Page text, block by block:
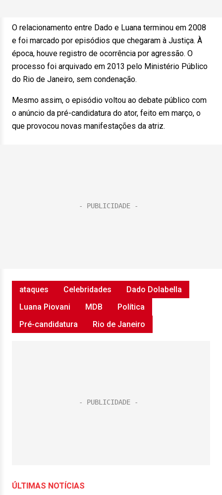
O relacionamento entre Dado e Luana terminou em 2008
e foi marcado por episódios que chegaram à Justiça. À
época, houve registro de ocorrência por agressão. O
processo foi arquivado em 2013 pelo Ministério Público
do Rio de Janeiro, sem condenação.
Mesmo assim, o episódio voltou ao debate público com
o anúncio da pré-candidatura do ator, feito em março, o
que provocou novas manifestações da atriz.
ataques Celebridades
Dado Dolabella
Luana Piovani
MDB
Política
Pré-candidatura
Rio de Janeiro